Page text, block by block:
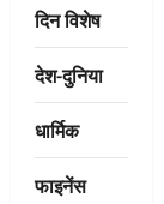
दिन विशेष
देश-दुनिया
धार्मिक
फाइनेंस